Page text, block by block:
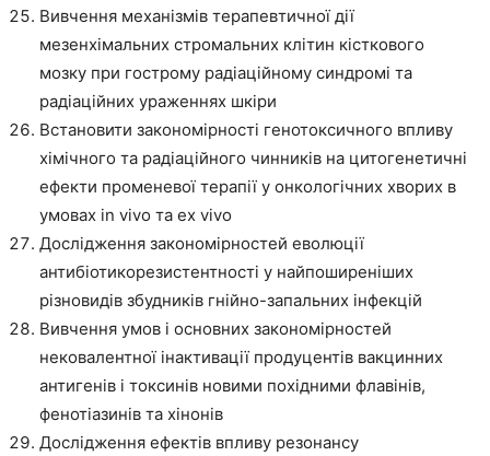
Вивчення механізмів терапевтичної дії
мезенхімальних стромальних клітин кісткового
мозку при гострому радіаційному синдромі та
радіаційних ураженнях шкіри
Встановити закономірності генотоксичного впливу
хімічного та радіаційного чинників на цитогенетичні
ефекти променевої терапії у онкологічних хворих в
умовах in vivo та ex vivo
Дослідження закономірностей еволюції
антибіотикорезистентності у найпоширеніших
різновидів збудників гнійно-запальних інфекцій
Вивчення умов і основних закономірностей
нековалентної інактивації продуцентів вакцинних
антигенів і токсинів новими похідними флавінів,
фенотіазинів та хінонів
Дослідження ефектів впливу резонансу